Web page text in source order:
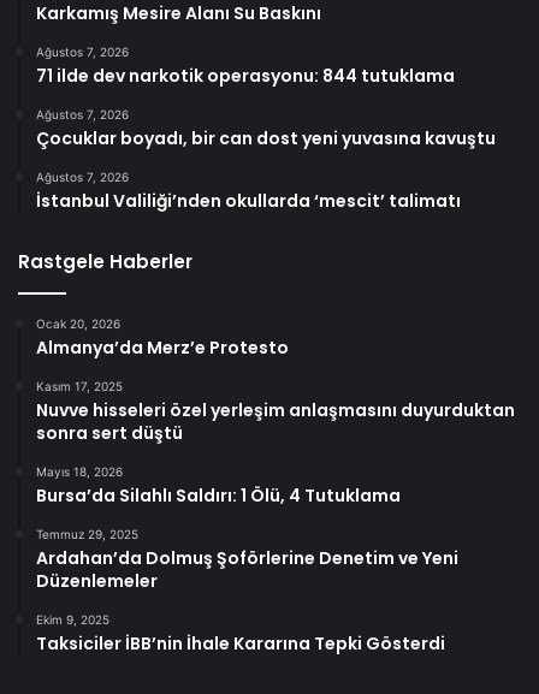
Karkamış Mesire Alanı Su Baskını
Ağustos 7, 2026
71 ilde dev narkotik operasyonu: 844 tutuklama
Ağustos 7, 2026
Çocuklar boyadı, bir can dost yeni yuvasına kavuştu
Ağustos 7, 2026
İstanbul Valiliği’nden okullarda ‘mescit’ talimatı
Rastgele Haberler
Ocak 20, 2026
Almanya’da Merz’e Protesto
Kasım 17, 2025
Nuvve hisseleri özel yerleşim anlaşmasını duyurduktan
sonra sert düştü
Mayıs 18, 2026
Bursa’da Silahlı Saldırı: 1 Ölü, 4 Tutuklama
Temmuz 29, 2025
Ardahan’da Dolmuş Şoförlerine Denetim ve Yeni
Düzenlemeler
Ekim 9, 2025
Taksiciler İBB’nin İhale Kararına Tepki Gösterdi